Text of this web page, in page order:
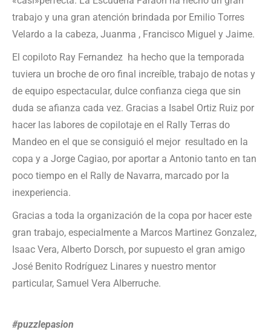
trabajo y una gran atención brindada por Emilio Torres
Velardo a la cabeza, Juanma , Francisco Miguel y Jaime.
El copiloto Ray Fernandez ha hecho que la temporada
tuviera un broche de oro final increíble, trabajo de notas y
de equipo espectacular, dulce confianza ciega que sin
duda se afianza cada vez. Gracias a Isabel Ortiz Ruiz por
hacer las labores de copilotaje en el Rally Terras do
Mandeo en el que se consiguió el mejor resultado en la
copa y a Jorge Cagiao, por aportar a Antonio tanto en tan
poco tiempo en el Rally de Navarra, marcado por la
inexperiencia.
Gracias a toda la organización de la copa por hacer este
gran trabajo, especialmente a Marcos Martinez Gonzalez,
Isaac Vera, Alberto Dorsch, por supuesto el gran amigo
José Benito Rodríguez Linares y nuestro mentor
particular, Samuel Vera Alberruche.
#puzzlepasion